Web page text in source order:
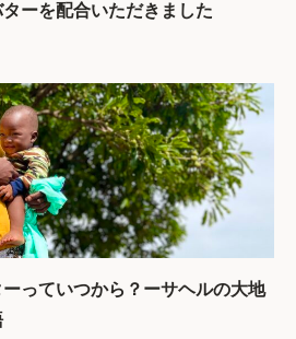
ーを配合いただきました
っていつから？ーサヘルの大地